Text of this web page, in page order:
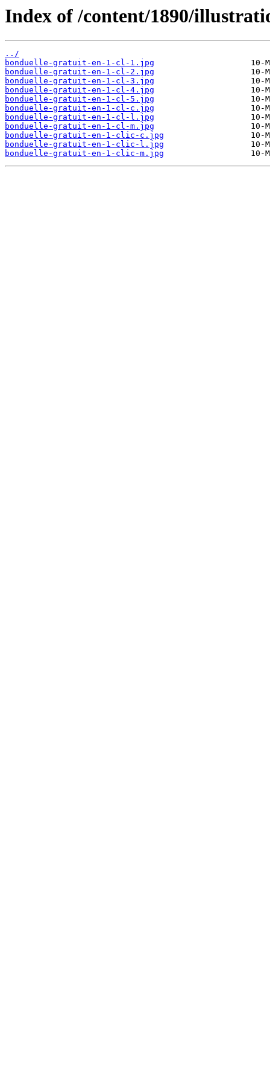
Index of /content/1890/
../
bonduelle-gratuit-en-1-cl-1.jpg
bonduelle-gratuit-en-1-cl-2.jpg
bonduelle-gratuit-en-1-cl-3.jpg
bonduelle-gratuit-en-1-cl-4.jpg
bonduelle-gratuit-en-1-cl-5.jpg
bonduelle-gratuit-en-1-cl-c.jpg
bonduelle-gratuit-en-1-cl-l.jpg
bonduelle-gratuit-en-1-cl-m.jpg
bonduelle-gratuit-en-1-clic-c.jpg
bonduelle-gratuit-en-1-clic-l.jpg
bonduelle-gratuit-en-1-clic-m.jpg